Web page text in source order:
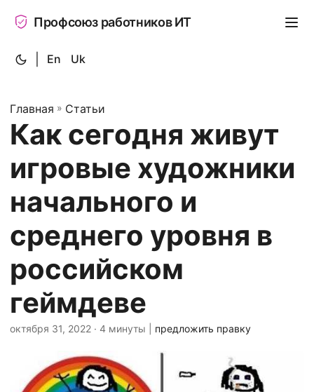
Профсоюз работников ИТ
En Uk
Главная » Статьи
Как сегодня живут
игровые художники
начального и
среднего уровня в
российском
геймдеве
октября 31, 2022 · 4 минуты | предложить правку